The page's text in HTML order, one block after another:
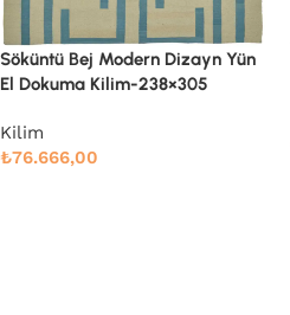
Söküntü Bej Modern Dizayn Yün
El Dokuma Kilim-247×303
₺78.989,00